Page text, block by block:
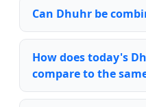
Can Dhuhr be
How does today's
compare to the